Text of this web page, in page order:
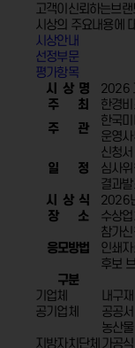
고객이신뢰하는브
시상의 주요내용에
시상안내
선정부문
평가항목
시 상 명
2026
주 최
한경
주 관
한국
운영
일 정
신청
심사
결과
시 상 식
2026
장 소
수상
응모방법
참가
인쇄
후보
구분
기업체
내구
공기업체
공공
지방자치단체
농산
가공